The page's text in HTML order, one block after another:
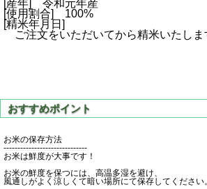
[産年] 令和元年産
[使用割合] 100%
[精米年月日]
ご注文をいただいてから精米いたしま
お米の保存方法
------------------------------
お米は鮮度が大事です！
お米の鮮度を保つには、高温多湿を避け、
風通しがよく涼しくて暗い場所にて保存してください。